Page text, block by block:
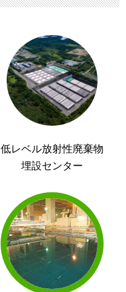
低レベル放射性廃棄物
埋設センター